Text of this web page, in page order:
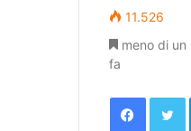
11.526
meno di un
fa
Facebook Twitter